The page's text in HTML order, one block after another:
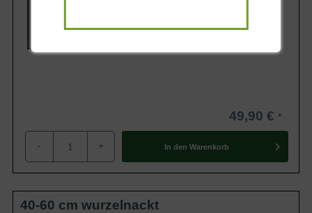
49,90 €
- + In den Warenkorb
40-60 cm wurzelnackt